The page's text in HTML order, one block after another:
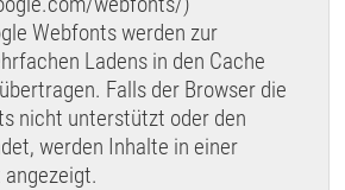
Webfonts werden zur
Ladens in den Cache
Falls der Browser die
nicht unterstützt oder den
werden Inhalte in einer